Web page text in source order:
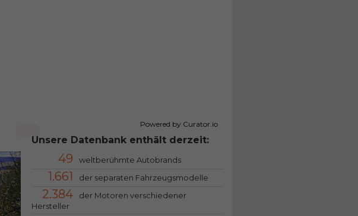
Powered by Curator.io
Unsere Datenbank enthält derzeit:
49 weltberühmte Autobrands
1.661 der separaten Fahrzeugsmodelle
2.384
der Motoren verschiedener
Hersteller